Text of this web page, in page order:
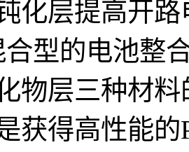
化层提高开
合型的电池整
物层三种材
获得高性能